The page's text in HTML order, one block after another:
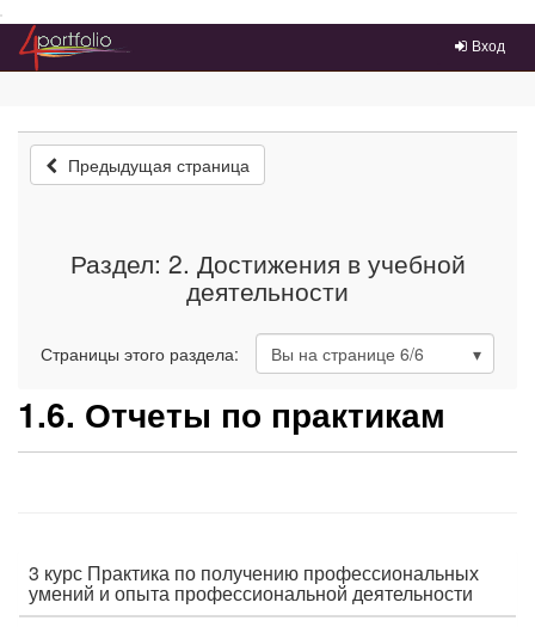
Преейти на главное меню
Вход
Предыдущая страница
Раздел: 2. Достижения в учебной
деятельности
Страницы этого раздела: Вы на странице 6/6
1.6. Отчеты по практикам
3 курс Практика по получению профессиональных
умений и опыта профессиональной деятельности